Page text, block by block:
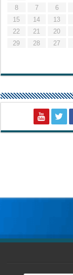
6
7
8
13
14
15
20
21
22
27
28
29